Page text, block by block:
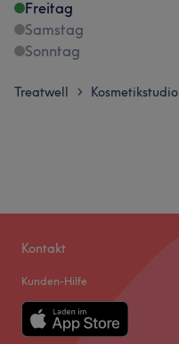
Freitag
Samstag
Sonntag
Treatwell > Kosmetikstudio
Kontakt
Kunden-Hilfe